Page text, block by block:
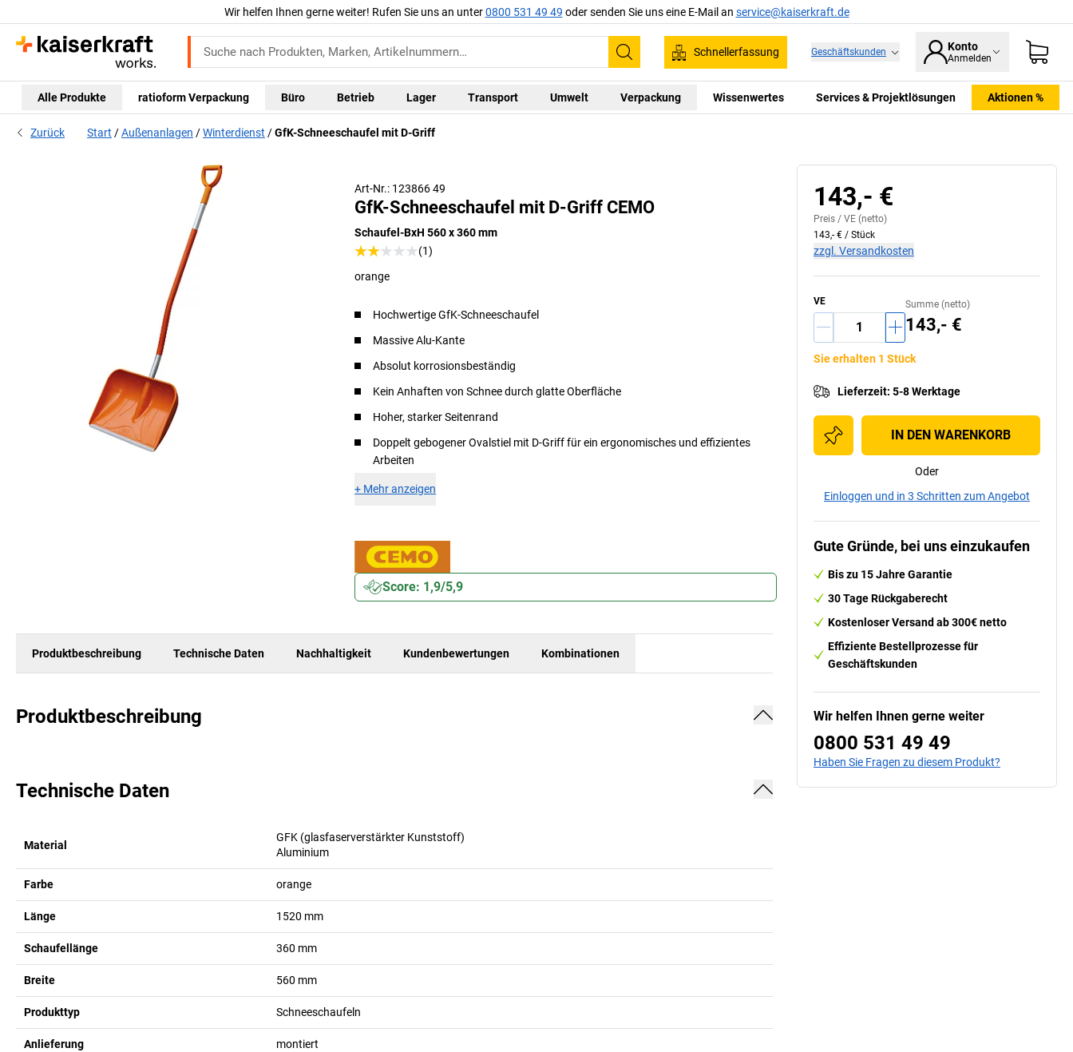
Wir helfen Ihnen gerne weiter! Rufen Sie uns an unter0800 531 49 49 oder senden Sie uns eine E-Mail an service@kaiserkraft.de
Suchen
Schnellerfassung Geschäftskunden Konto
Anmelden
Alle Produkte ratioform Verpackung Büro Betrieb Lager Transport Umwelt Verpackung Wissenwertes Services & Projektlösungen Aktionen %
Zurück Start Außenanlagen Winterdienst GfK-Schneeschaufel mit D-Griff
Art-Nr.: 123866 49
GfK-Schneeschaufel mit D-Griff CEMO
Schaufel-BxH 560 x 360 mm
(1)
orange
Hochwertige GfK-Schneeschaufel
Massive Alu-Kante
Absolut korrosionsbeständig
Kein Anhaften von Schnee durch glatte Oberfläche
Hoher, starker Seitenrand
Doppelt gebogener Ovalstiel mit D-Griff für ein ergonomisches und effizientes
Arbeiten
+ Mehr anzeigen
Score: 1,9/5,9
Produktbeschreibung Technische Daten Nachhaltigkeit Kundenbewertungen Kombinationen
Produktbeschreibung
Technische Daten
Material
GFK (glasfaserverstärkter Kunststoff)
Aluminium
Farbe orange
Länge 1520 mm
Schaufellänge 360 mm
Breite 560 mm
Produkttyp Schneeschaufeln
Anlieferung montiert
143,- €
Preis / VE (netto)
143,- € / Stück
zzgl. Versandkosten
VE Summe (netto)
143,- €
Sie erhalten 1 Stück
Lieferzeit: 5-8 Werktage
IN DEN WARENKORB
Oder
Einloggen und in 3 Schritten zum Angebot
Gute Gründe, bei uns einzukaufen
Bis zu 15 Jahre Garantie
30 Tage Rückgaberecht
Kostenloser Versand ab 300€ netto
Effiziente Bestellprozesse für
Geschäftskunden
Wir helfen Ihnen gerne weiter
0800 531 49 49
Haben Sie Fragen zu diesem Produkt?